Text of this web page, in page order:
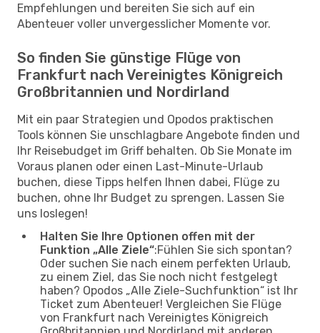
Empfehlungen und bereiten Sie sich auf ein
Abenteuer voller unvergesslicher Momente vor.
So finden Sie günstige Flüge von
Frankfurt nach Vereinigtes Königreich
Großbritannien und Nordirland
Mit ein paar Strategien und Opodos praktischen
Tools können Sie unschlagbare Angebote finden und
Ihr Reisebudget im Griff behalten. Ob Sie Monate im
Voraus planen oder einen Last-Minute-Urlaub
buchen, diese Tipps helfen Ihnen dabei, Flüge zu
buchen, ohne Ihr Budget zu sprengen. Lassen Sie
uns loslegen!
Halten Sie Ihre Optionen offen mit der
Funktion „Alle Ziele“:Fühlen Sie sich spontan?
Oder suchen Sie nach einem perfekten Urlaub,
zu einem Ziel, das Sie noch nicht festgelegt
haben? Opodos „Alle Ziele-Suchfunktion“ ist Ihr
Ticket zum Abenteuer! Vergleichen Sie Flüge
von Frankfurt nach Vereinigtes Königreich